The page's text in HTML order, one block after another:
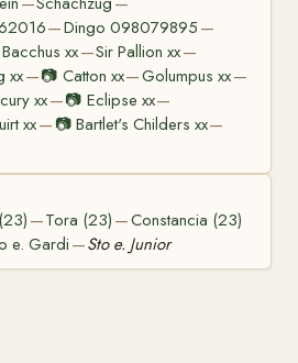
—Dingo 098079895 —
Bacchus xx—Sir Pallion xx—
xx—📷 Catton xx—Golumpus xx—
xx—📷 Eclipse xx—
xx— 📷 Bartlet's Childers xx—
—Tora (23) —Constancia (23)
e. Gardi —Sto e. Junior